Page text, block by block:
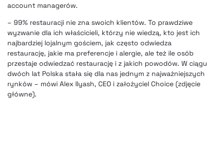
account managerów.
– 99% restauracji nie zna swoich klientów. To prawdziwe
wyzwanie dla ich właścicieli, którzy nie wiedzą, kto jest ich
najbardziej lojalnym gościem, jak często odwiedza
restaurację, jakie ma preferencje i alergie, ale też ile osób
przestaje odwiedzać restaurację i z jakich powodów. W ciągu
dwóch lat Polska stała się dla nas jednym z najważniejszych
rynków – mówi Alex Ilyash, CEO i założyciel Choice (zdjęcie
główne).